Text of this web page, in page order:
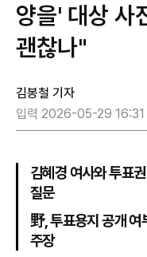
양을' 대상 사
괜찮나"
김봉철 기자
입력 2026-05-29 16:31
김혜경 여사와 투표
질문
野, 투표용지 공개 여
주장